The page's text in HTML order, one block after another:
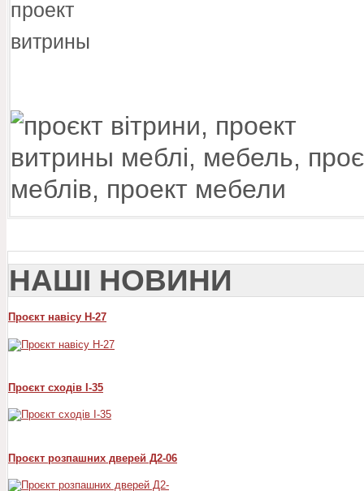
НАШІ НОВИНИ
Проєкт навісу Н-27
Проєкт сходів I-35
Проєкт розпашних дверей Д2-06